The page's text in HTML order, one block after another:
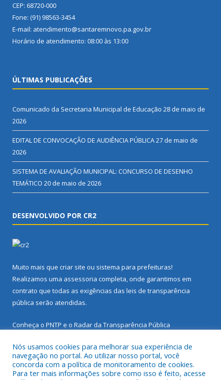
CEP: 68720-000
Fone: (91) 98563-3454
E-mail: atendimento@santaremnovo.pa.gov.br
Horário de atendimento: 08:00 às 13:00
ÚLTIMAS PUBLICAÇÕES
Comunicado da Secretaria Municipal de Educação 28 de maio de
2026
EDITAL DE CONVOCAÇÃO DE AUDIÊNCIA PÚBLICA27 de maio de
2026
SISTEMA DE AVALIAÇÃO MUNICIPAL: CONCURSO DE DESENHO
TEMÁTICO 20 de maio de 2026
DESENVOLVIDO POR CR2
Muito mais que criar site ou sistema para prefeituras!
Realizamos uma assessoria completa, onde garantimos em
contrato que todas as exigências das leis de transparência
pública serão atendidas.
Conheça o PNTP e o Radar da Transparência Pública
Todos os direitos reservados a Prefeitura Municipal de Santarém
Nós usamos cookies para melhorar sua experiência de
navegação no portal. Ao utilizar nosso portal, você
concorda com a política de monitoramento de cookies.
Para ter mais informações sobre como isso é feito, acesse